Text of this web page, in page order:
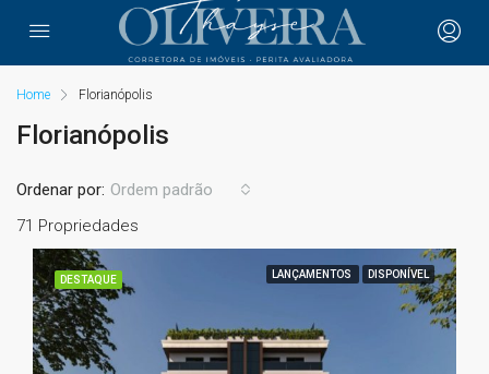
Home Florianópolis
Florianópolis
71 Propriedades
Ordenar por: Ordem padrão
DESTAQUE LANÇAMENTOS DISPONÍVEL